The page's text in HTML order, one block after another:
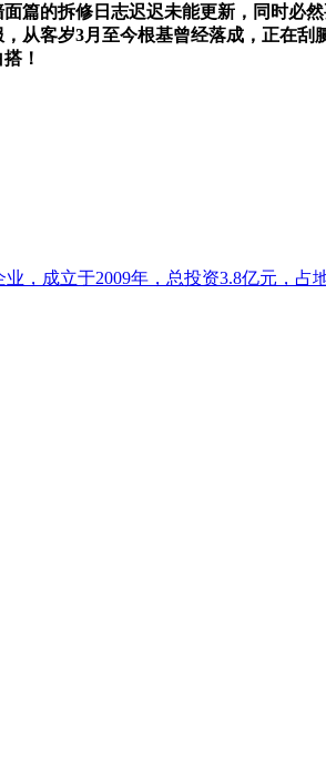
篇的拆修日志迟迟未能更新，同时必
从客岁3月至今根基曾经落成，正在
！
，成立于2009年，总投资3.8亿元，占